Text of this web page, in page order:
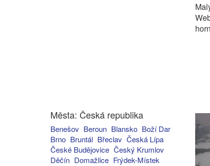
Města: Česká republika
Benešov Beroun Blansko Boží Dar
Brno Bruntál Břeclav Česká Lípa
České Budějovice Český Krumlov
Děčín Domažlice Frýdek-Místek